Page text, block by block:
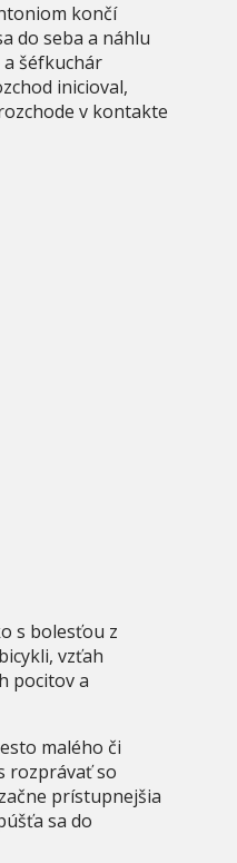
končí
do seba a náhlu
šéfkuchár
inicioval,
v kontakte
s bolesťou z
vzťah
pocitov a
malého či
rozprávať so
prístupnejšia
sa do